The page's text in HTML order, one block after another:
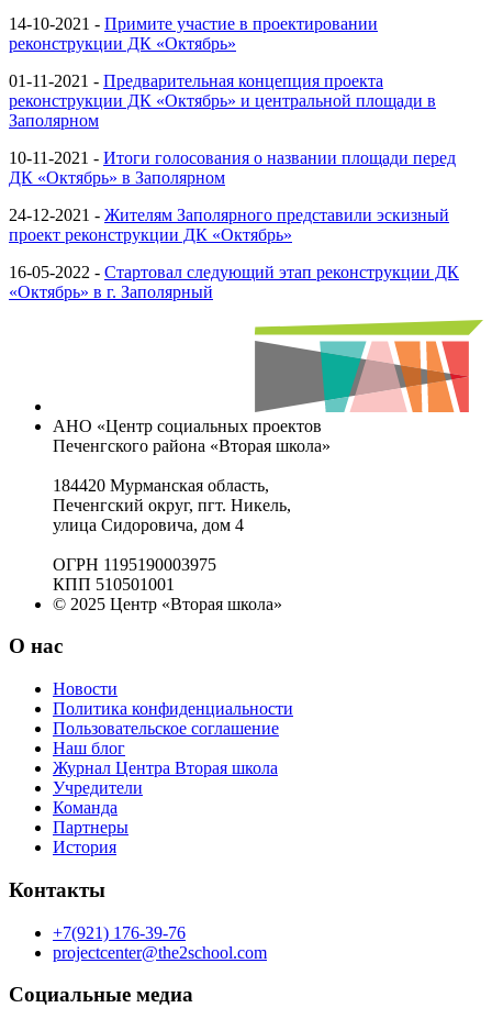
14-10-2021 - Примите участие в проектировании
реконструкции ДК «Октябрь»
01-11-2021 - Предварительная концепция проекта
реконструкции ДК «Октябрь» и центральной площади в
Заполярном
10-11-2021 - Итоги голосования о названии площади перед
ДК «Октябрь» в Заполярном
24-12-2021 - Жителям Заполярного представили эскизный
проект реконструкции ДК «Октябрь»
16-05-2022 - Стартовал следующий этап реконструкции ДК
«Октябрь» в г. Заполярный
АНО «Центр социальных проектов
Печенгского района «Вторая школа»
184420 Мурманская область,
Печенгский округ, пгт. Никель,
улица Сидоровича, дом 4
ОГРН 1195190003975
КПП 510501001
© 2025 Центр «Вторая школа»
О нас
Новости
Политика конфиденциальности
Пользовательское соглашение
Наш блог
Журнал Центра Вторая школа
Учредители
Команда
Партнеры
История
Контакты
+7(921) 176-39-76
projectcenter@the2school.com
Социальные медиа